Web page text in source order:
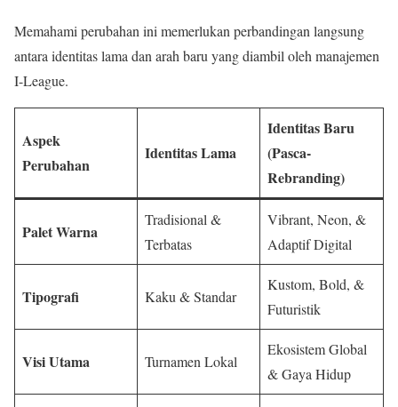
Memahami perubahan ini memerlukan perbandingan langsung
antara identitas lama dan arah baru yang diambil oleh manajemen
I-League.
Aspek
Perubahan
Identitas Lama
Identitas Baru
(Pasca-
Rebranding)
Palet Warna
Tradisional &
Terbatas
Vibrant, Neon, &
Adaptif Digital
Tipografi Kaku & Standar
Kustom, Bold, &
Futuristik
Visi Utama Turnamen Lokal
Ekosistem Global
& Gaya Hidup